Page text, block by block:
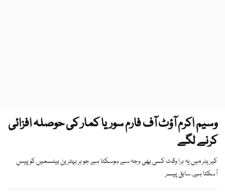
وسیم اکرم آؤٹ آف فارم سوریا کمار کی حوصلہ افزائی
کرنے لگے
کیریئر میں یہ برا وقت کسی بھی وجہ سے ہوسکتا ہے جو ہر بہترین بیٹسمیں کو پیس
آسکتا ہے، سابق پیسر